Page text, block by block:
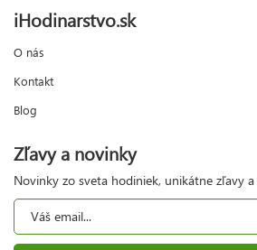
iHodinarstvo.sk
O nás
Kontakt
Blog
Zľavy a novinky
Novinky zo sveta hodiniek, unikátne zľavy